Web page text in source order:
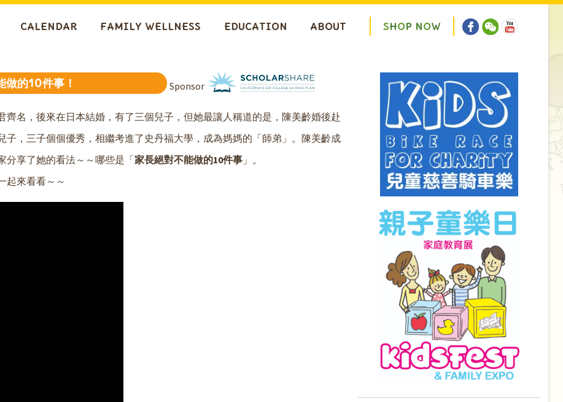
CALENDAR FAMILY WELLNESS EDUCATION ABOUT SHOP NOW
做的10件事！ Sponsor
名，後來在日本結婚，有了三個兒子，但她最讓人稱道的是，陳美齡婚後赴
，三子個個優秀，相繼考進了史丹福大學，成為媽媽的「師弟」。陳美齡成
分享了她的看法～～哪些是「家長絕對不能做的10件事」。
起來看看～～